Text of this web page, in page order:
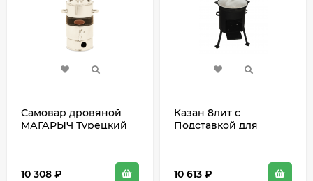
Самовар дровяной
МАГАРЫЧ Турецкий
10 308 ₽
Казан 8лит с
Подставкой для
10 613 ₽